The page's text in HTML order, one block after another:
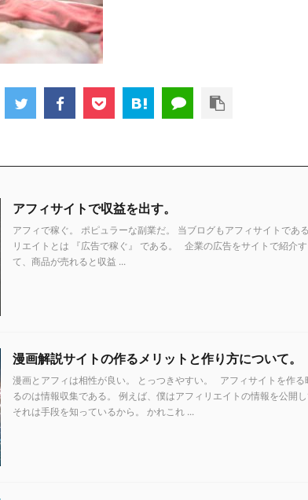
アフィサイトで収益を出す。
アフィで稼ぐ。 ポピュラーな副業だ。 当ブログもアフィサイトであ
リエイトとは 『広告で稼ぐ』 である。 企業の広告をサイトで紹介
て、商品が売れると収益 ...
漫画解説サイトの作るメリットと作り方について。
漫画とアフィは相性が良い。 とっつきやすい。 アフィサイトを作る
るのは情報収集である。 例えば、僕はアフィリエイトの情報を公開し
それは手段を知っているから。 かれこれ ...